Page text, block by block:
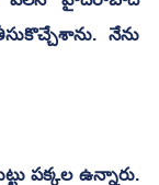
నేను
పక్కల ఉన్నారు.